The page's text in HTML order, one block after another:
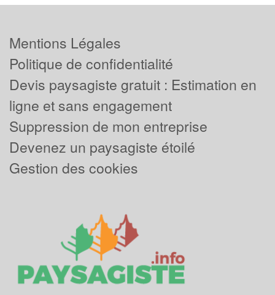
Mentions Légales
Politique de confidentialité
Devis paysagiste gratuit : Estimation en
ligne et sans engagement
Suppression de mon entreprise
Devenez un paysagiste étoilé
Gestion des cookies